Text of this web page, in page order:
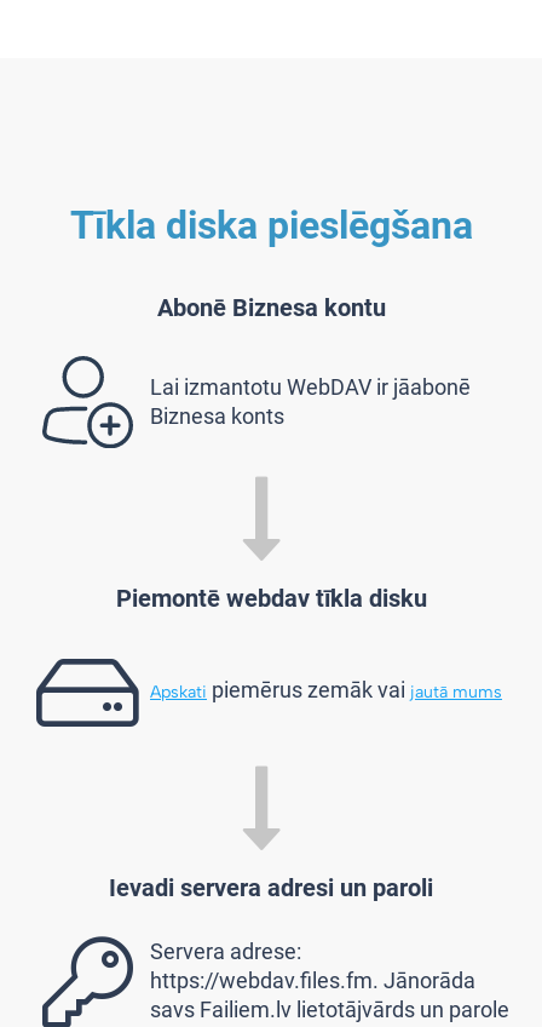
Tīkla diska pieslēgšana
Abonē Biznesa kontu
Lai izmantotu WebDAV ir jāabonē
Biznesa konts
Piemontē webdav tīkla disku
Apskati piemērus zemāk vai jautā mums
Ievadi servera adresi un paroli
Servera adrese:
https://webdav.files.fm. Jānorāda
savs Failiem.lv lietotājvārds un parole